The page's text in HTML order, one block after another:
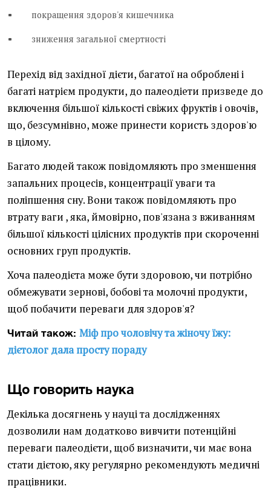
покращення здоров'я кишечника
зниження загальної смертності
Перехід від західної дієти, багатої на оброблені і
багаті натрієм продукти, до палеодіети призведе до
включення більшої кількості свіжих фруктів і овочів,
що, безсумнівно, може принести користь здоров'ю
в цілому.
Багато людей також повідомляють про зменшення
запальних процесів, концентрації уваги та
поліпшення сну. Вони також повідомляють про
втрату ваги , яка, ймовірно, пов'язана з вживанням
більшої кількості цілісних продуктів при скороченні
основних груп продуктів.
Хоча палеодієта може бути здоровою, чи потрібно
обмежувати зернові, бобові та молочні продукти,
щоб побачити переваги для здоров'я?
Читай також: Міф про чоловічу та жіночу їжу:
дієтолог дала просту пораду
Що говорить наука
Декілька досягнень у науці та дослідженнях
дозволили нам додатково вивчити потенційні
переваги палеодієти, щоб визначити, чи має вона
стати дієтою, яку регулярно рекомендують медичні
працівники.